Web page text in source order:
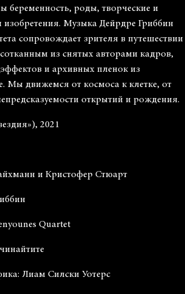
беременность, роды, творческие и
Музыка Дейрдре Гриббин
сопровождает зрителя в путешествии
из снятых авторами кадров,
и архивных пленок из
Мы движемся от космоса к клетке, от
открытий и рождения.
2021
и Кристофер Стюарт
Quartet
Лиам Силски Уотерс